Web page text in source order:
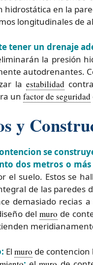
hidrostática en la
longitudinales de
tener un drenaje
la presión
autodrenantes.
la estabilidad
un factor de seguridad
y
se
dos metros o
el suelo. Estos se
de las paredes
demasiado recias
del muro de
El muro de contencion